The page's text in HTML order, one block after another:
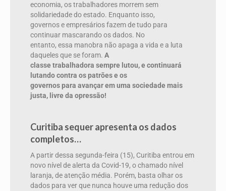
economia, os trabalhadores morrem sem
solidariedade do estado. Enquanto isso,
governos e empresários fazem de tudo para
continuar mascarando os dados. No
entanto, essa manobra não apaga a vida e a luta
daqueles que se foram. A
classe trabalhadora sempre lutou, e continuará
lutando contra os patrões e os
governos para avançar em uma sociedade mais
justa, livre da opressão!
Curitiba sequer apresenta os dados
completos…
A partir dessa segunda-feira (15), Curitiba entrou em
novo nível de alerta da Covid-19, o chamado nível
laranja, de atenção média. Porém, basta olhar os
dados para ver que nunca houve uma redução dos